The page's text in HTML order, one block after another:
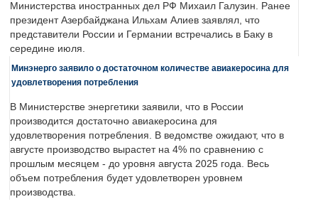
Министерства иностранных дел РФ Михаил Галузин. Ранее
президент Азербайджана Ильхам Алиев заявлял, что
представители России и Германии встречались в Баку в
середине июля.
Минэнерго заявило о достаточном количестве авиакеросина для
удовлетворения потребления
В Министерстве энергетики заявили, что в России
производится достаточно авиакеросина для
удовлетворения потребления. В ведомстве ожидают, что в
августе производство вырастет на 4% по сравнению с
прошлым месяцем - до уровня августа 2025 года. Весь
объем потребления будет удовлетворен уровнем
производства.